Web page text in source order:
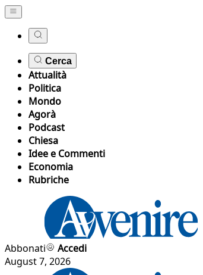
Cerca
Attualità
Politica
Mondo
Agorà
Podcast
Chiesa
Idee e Commenti
Economia
Rubriche
Abbonati
Accedi
August 7, 2026